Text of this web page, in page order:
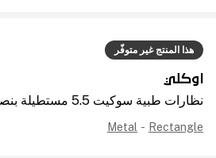
هذا المنتج غير متوفّر
اوكلي
نظارات طبية سوكيت 5.5 مستطيلة بنصف إطار
Metal - Rectangle